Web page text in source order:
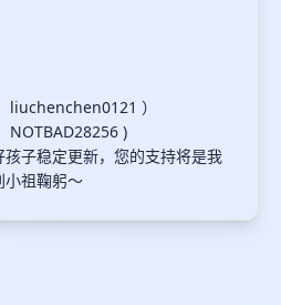
liuchenchen0121 ）
NOTBAD28256 )
子稳定更新，您的支持将是我
小祖鞠躬～